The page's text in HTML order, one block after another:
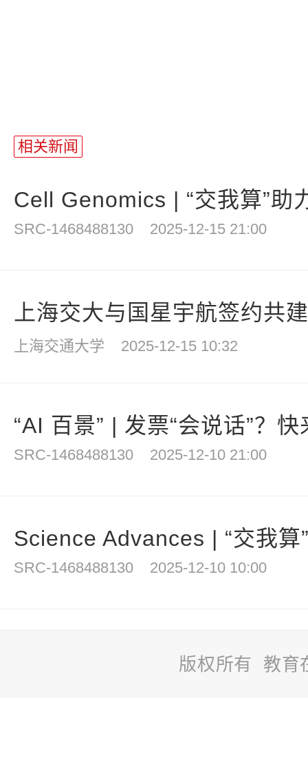
相关新闻
Cell Genomics | “交我算”助
SRC-1468488130 2025-12-15 21:00
上海交大与国星宇航签约共
上海交通大学 2025-12-15 10:32
“AI 百景” | 发票“会说话”？
SRC-1468488130 2025-12-10 21:00
Science Advances | “交我算
SRC-1468488130 2025-12-10 10:00
版权所有 教育